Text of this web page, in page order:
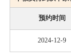
预约时间
2024-12-9